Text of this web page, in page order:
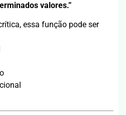
valores.”
essa função pode ser